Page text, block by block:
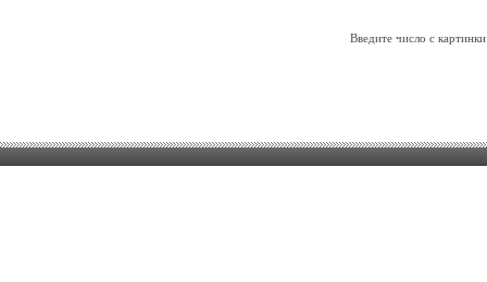
Введите число с